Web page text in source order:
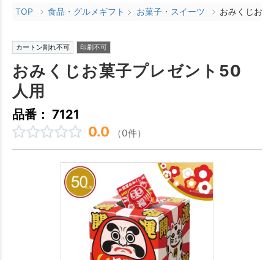
TOP 食品・グルメギフト お菓子・スイーツ おみくじお
カートン割れ不可 印刷不可
おみくじお菓子プレゼント50
人用
品番： 7121
0.0 （0件）